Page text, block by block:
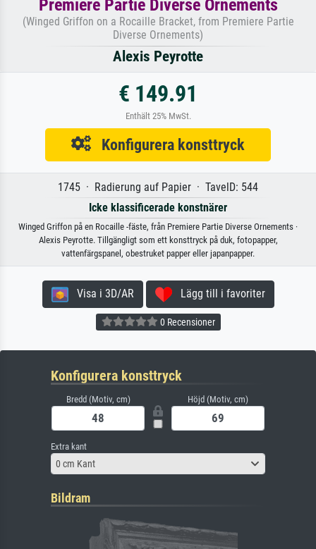
Premiere Partie Diverse Ornements
(Winged Griffon on a Rocaille Bracket, from Premiere Partie
Diverse Ornements)
Alexis Peyrotte
€ 149.91
Enthält 25% MwSt.
Konfigurera konsttryck
1745 · Radierung auf Papier · TavelD: 544
Icke klassificerade konstnärer
Winged Griffon på en Rocaille -fäste, från Premiere Partie Diverse Ornements ·
Alexis Peyrotte. Tillgängligt som ett konsttryck på duk, fotopapper,
vattenfärgspanel, obestruket papper eller japanpapper.
Visa i 3D/AR Lägg till i favoriter
0 Recensioner
Konfigurera konsttryck
Bredd (Motiv, cm) Höjd (Motiv, cm)
Extra kant
0 cm Kant
Bildram